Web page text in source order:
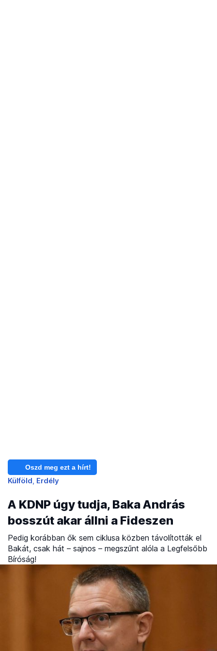
Oszd meg ezt a hírt!
Külföld Erdély
A KDNP úgy tudja, Baka András
bosszút akar állni a Fideszen
Pedig korábban ők sem ciklusa közben távolították el
Bakát, csak hát – sajnos – megszűnt alóla a Legfelsőbb
Bíróság!